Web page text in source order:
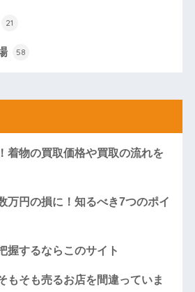
21
58
着物の買取価格や買取の流れを
万円の損に！知るべき7つのポイ
握するならこのサイト
もそも売るお店を間違っていま